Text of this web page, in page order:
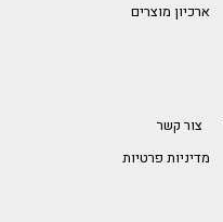
ארכיון מוצרים
צור קשר
מדיניות פרטיות